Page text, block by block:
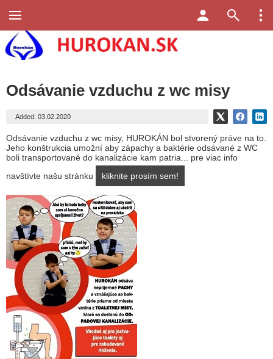
Odsávanie vzduchu z wc misy
Added: 03.02.2020
Odsávanie vzduchu z wc misy, HUROKÁN bol stvorený práve na to.
Jeho konštrukcia umožní aby zápachy a baktérie odsávané z WC
boli transportované do kanalizácie kam patria... pre viac info
navštívte našu stránku
kliknite prosím sem!